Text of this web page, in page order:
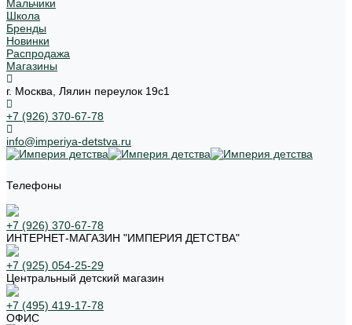
Мальчики
Школа
Бренды
Новинки
Распродажа
Магазины
г. Москва, Лялин переулок 19с1
+7 (926) 370-67-78
info@imperiya-detstva.ru
Телефоны
+7 (926) 370-67-78
ИНТЕРНЕТ-МАГАЗИН "ИМПЕРИЯ ДЕТСТВА"
+7 (925) 054-25-29
Центральный детский магазин
+7 (495) 419-17-78
ОФИС